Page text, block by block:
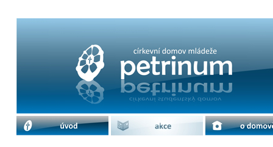
vánoční prázdniny | cdm Petrinum
úvod akce o domově